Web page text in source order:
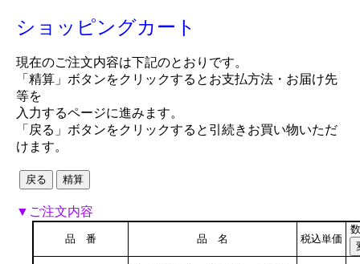
ショッピングカート
現在のご注文内容は下記のとおりです。
「精算」ボタンをクリックするとお支払方法・お届け先
等を
入力するページに進みます。
「戻る」ボタンをクリックすると引続きお買い物いただ
けます。
▼ご注文内容
品 番 品 名 税込単価